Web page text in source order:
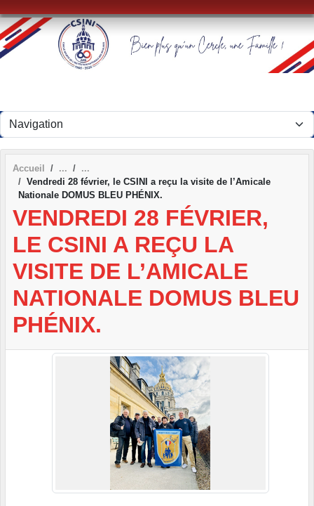
Accueil
Vendredi 28 février, le CSINI a reçu la visite de l’Amicale
Nationale DOMUS BLEU PHÉNIX.
VENDREDI 28 FÉVRIER,
LE CSINI A REÇU LA
VISITE DE L’AMICALE
NATIONALE DOMUS BLEU
PHÉNIX.